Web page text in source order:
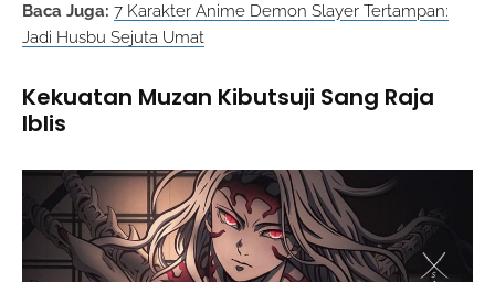
Baca Juga: 7 Karakter Anime Demon Slayer Tertampan:
Jadi Husbu Sejuta Umat
Kekuatan Muzan Kibutsuji Sang Raja
Iblis